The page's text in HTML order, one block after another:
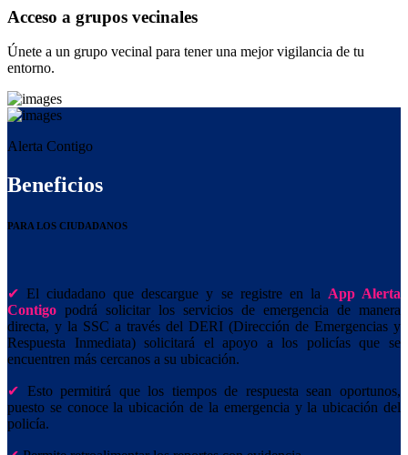
Acceso a grupos vecinales
Únete a un grupo vecinal para tener una mejor vigilancia de tu
entorno.
Alerta Contigo
Beneficios
PARA LOS CIUDADANOS
El ciudadano que descargue y se registre en la App Alerta
Contigo podrá solicitar los servicios de emergencia de manera
directa, y la SSC a través del DERI (Dirección de Emergencias y
Respuesta Inmediata) solicitará el apoyo a los policías que se
encuentren más cercanos a su ubicación.
Esto permitirá que los tiempos de respuesta sean oportunos,
puesto se conoce la ubicación de la emergencia y la ubicación del
policía.